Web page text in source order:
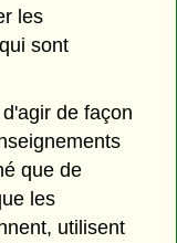
les
sont
de façon
que de
les
utilisent